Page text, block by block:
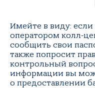
Имейте в виду: если
оператором колл-
сообщить свои
также попросит
контрольный
информации вы
о предоставлении